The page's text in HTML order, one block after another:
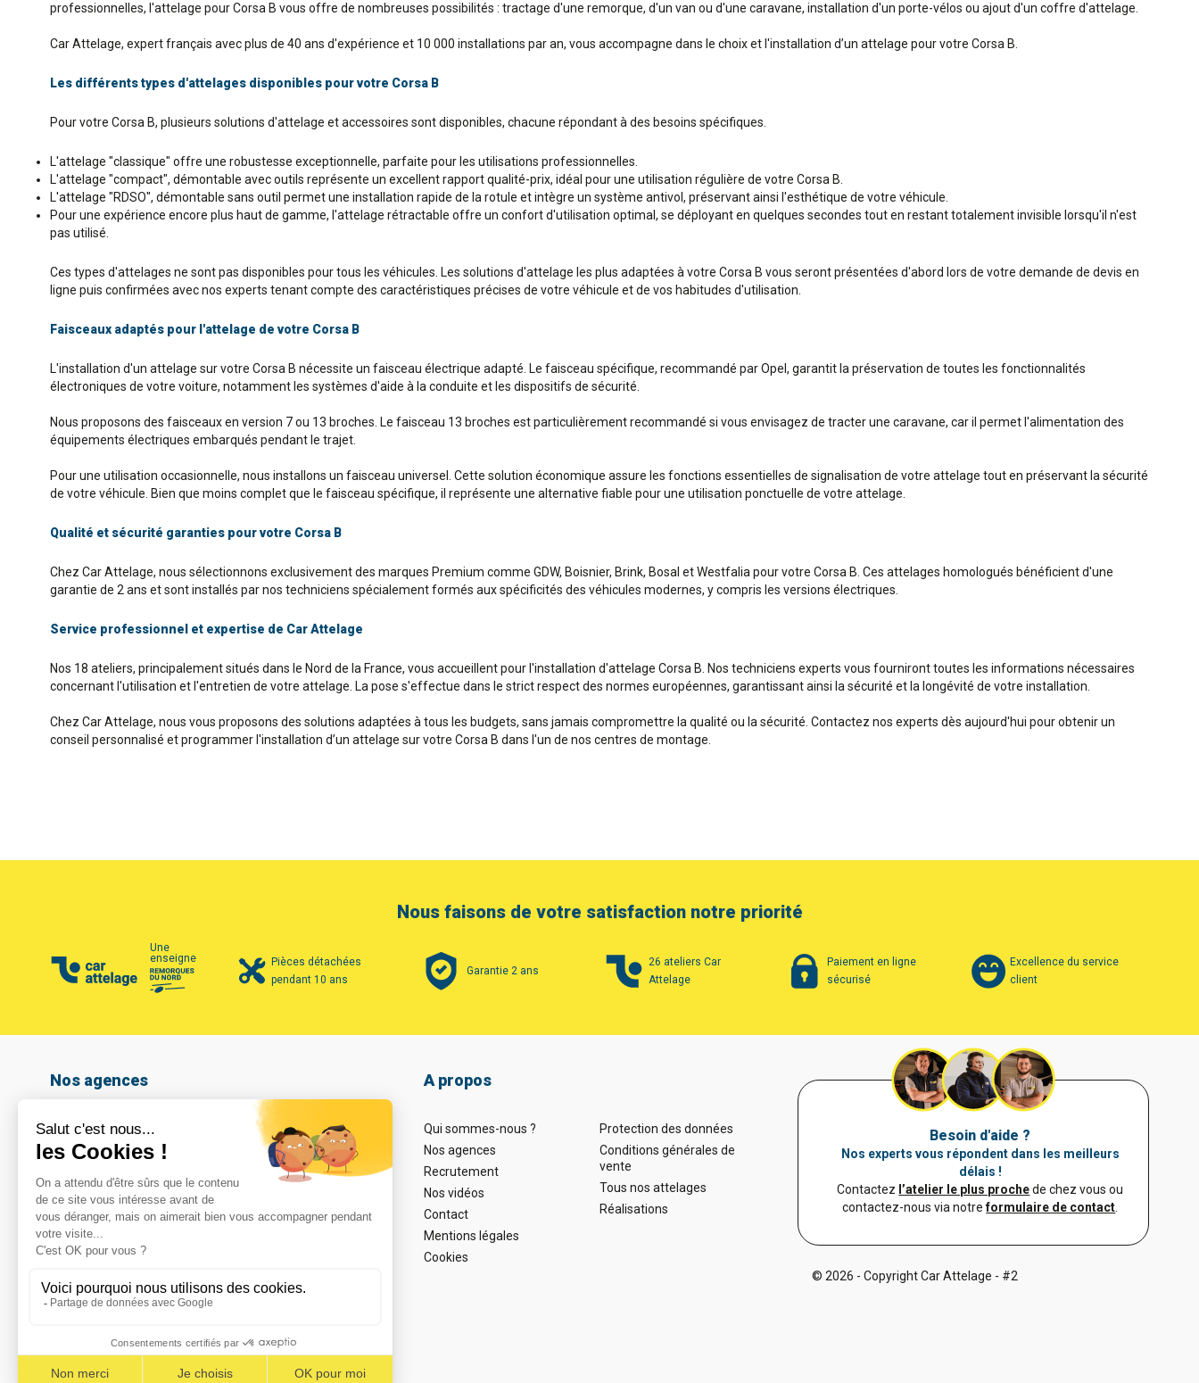
professionnelles, l'attelage pour Corsa B vous offre de nombreuses possibilités : tractage d'une remorque, d'un van ou d'une caravane, installation d'un porte-vélos ou ajout d'un coffre d'attelage.
Car Attelage, expert français avec plus de 40 ans d'expérience et 10 000 installations par an, vous accompagne dans le choix et l'installation d’un attelage pour votre Corsa B.
Les différents types d'attelages disponibles pour votre Corsa B
Pour votre Corsa B, plusieurs solutions d'attelage et accessoires sont disponibles, chacune répondant à des besoins spécifiques.
L'attelage "classique" offre une robustesse exceptionnelle, parfaite pour les utilisations professionnelles.
L'attelage "compact", démontable avec outils représente un excellent rapport qualité-prix, idéal pour une utilisation régulière de votre Corsa B.
L'attelage "RDSO", démontable sans outil permet une installation rapide de la rotule et intègre un système antivol, préservant ainsi l'esthétique de votre véhicule.
Pour une expérience encore plus haut de gamme, l'attelage rétractable offre un confort d'utilisation optimal, se déployant en quelques secondes tout en restant totalement invisible lorsqu'il n'est
pas utilisé.
Ces types d'attelages ne sont pas disponibles pour tous les véhicules. Les solutions d'attelage les plus adaptées à votre Corsa B vous seront présentées d'abord lors de votre demande de devis en
ligne puis confirmées avec nos experts tenant compte des caractéristiques précises de votre véhicule et de vos habitudes d'utilisation.
Faisceaux adaptés pour l'attelage de votre Corsa B
L'installation d'un attelage sur votre Corsa B nécessite un faisceau électrique adapté. Le faisceau spécifique, recommandé par Opel, garantit la préservation de toutes les fonctionnalités
électroniques de votre voiture, notamment les systèmes d'aide à la conduite et les dispositifs de sécurité.
Nous proposons des faisceaux en version 7 ou 13 broches. Le faisceau 13 broches est particulièrement recommandé si vous envisagez de tracter une caravane, car il permet l'alimentation des
équipements électriques embarqués pendant le trajet.
Pour une utilisation occasionnelle, nous installons un faisceau universel. Cette solution économique assure les fonctions essentielles de signalisation de votre attelage tout en préservant la sécurité
de votre véhicule. Bien que moins complet que le faisceau spécifique, il représente une alternative fiable pour une utilisation ponctuelle de votre attelage.
Qualité et sécurité garanties pour votre Corsa B
Chez Car Attelage, nous sélectionnons exclusivement des marques Premium comme GDW, Boisnier, Brink, Bosal et Westfalia pour votre Corsa B. Ces attelages homologués bénéficient d'une
garantie de 2 ans et sont installés par nos techniciens spécialement formés aux spécificités des véhicules modernes, y compris les versions électriques.
Service professionnel et expertise de Car Attelage
Nos 18 ateliers, principalement situés dans le Nord de la France, vous accueillent pour l'installation d'attelage Corsa B. Nos techniciens experts vous fourniront toutes les informations nécessaires
concernant l'utilisation et l'entretien de votre attelage. La pose s'effectue dans le strict respect des normes européennes, garantissant ainsi la sécurité et la longévité de votre installation.
Chez Car Attelage, nous vous proposons des solutions adaptées à tous les budgets, sans jamais compromettre la qualité ou la sécurité. Contactez nos experts dès aujourd'hui pour obtenir un
conseil personnalisé et programmer l'installation d’un attelage sur votre Corsa B dans l'un de nos centres de montage.
Nous faisons de votre satisfaction notre priorité
Une
enseigne
Pièces détachées
pendant 10 ans
Garantie 2 ans
26 ateliers Car
Attelage
Paiement en ligne
sécurisé
Excellence du service
client
Nos agences
Amiens
Armentières
Arras
Beauvais
Boulogne-sur-mer
Calais
Cambrai
Coignières
Le Havre
Lomme
Noeux les mines
Noyelles-Godault
Reims – Croix Blandin
Reims – La Neuvillette
A propos
Qui sommes-nous ?
Nos agences
Recrutement
Nos vidéos
Contact
Mentions légales
Cookies
Protection des données
Conditions générales de
vente
Tous nos attelages
Réalisations
Besoin d'aide ?
Nos experts vous répondent dans les meilleurs
délais !
Contactez l’atelier le plus prochede chez vous ou
contactez-nous via notreformulaire de contact.
© 2026 - Copyright Car Attelage - #2